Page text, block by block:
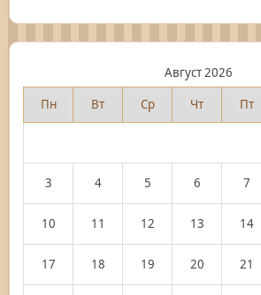
Август 2026
Пн
Вт Ср Чт Пт
3 4 5 6 7
10 11 12 13 14
17 18 19 20 21